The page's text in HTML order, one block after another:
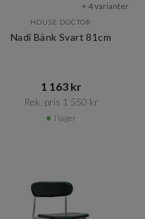
+ 4 varianter
HOUSE DOCTOR
Nadi Bänk Svart 81cm
1 163 kr​​
Rek. pris 1 550 kr​​
I lager